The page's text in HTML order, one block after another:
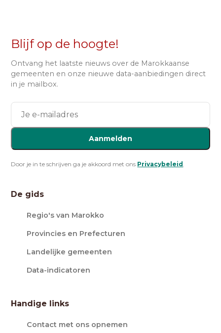
Blijf op de hoogte!
Ontvang het laatste nieuws over de Marokkaanse
gemeenten en onze nieuwe data-aanbiedingen direct
in je mailbox.
Aanmelden
Door je in te schrijven ga je akkoord met ons Privacybeleid .
De gids
Regio's van Marokko
Provincies en Prefecturen
Landelijke gemeenten
Data-indicatoren
Handige links
Contact met ons opnemen